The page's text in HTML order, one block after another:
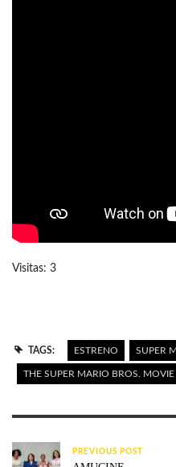
Visitas: 3
TAGS: ESTRENO SUPER
THE SUPER MARIO BROS. MOVIE
PREVIOUS POST